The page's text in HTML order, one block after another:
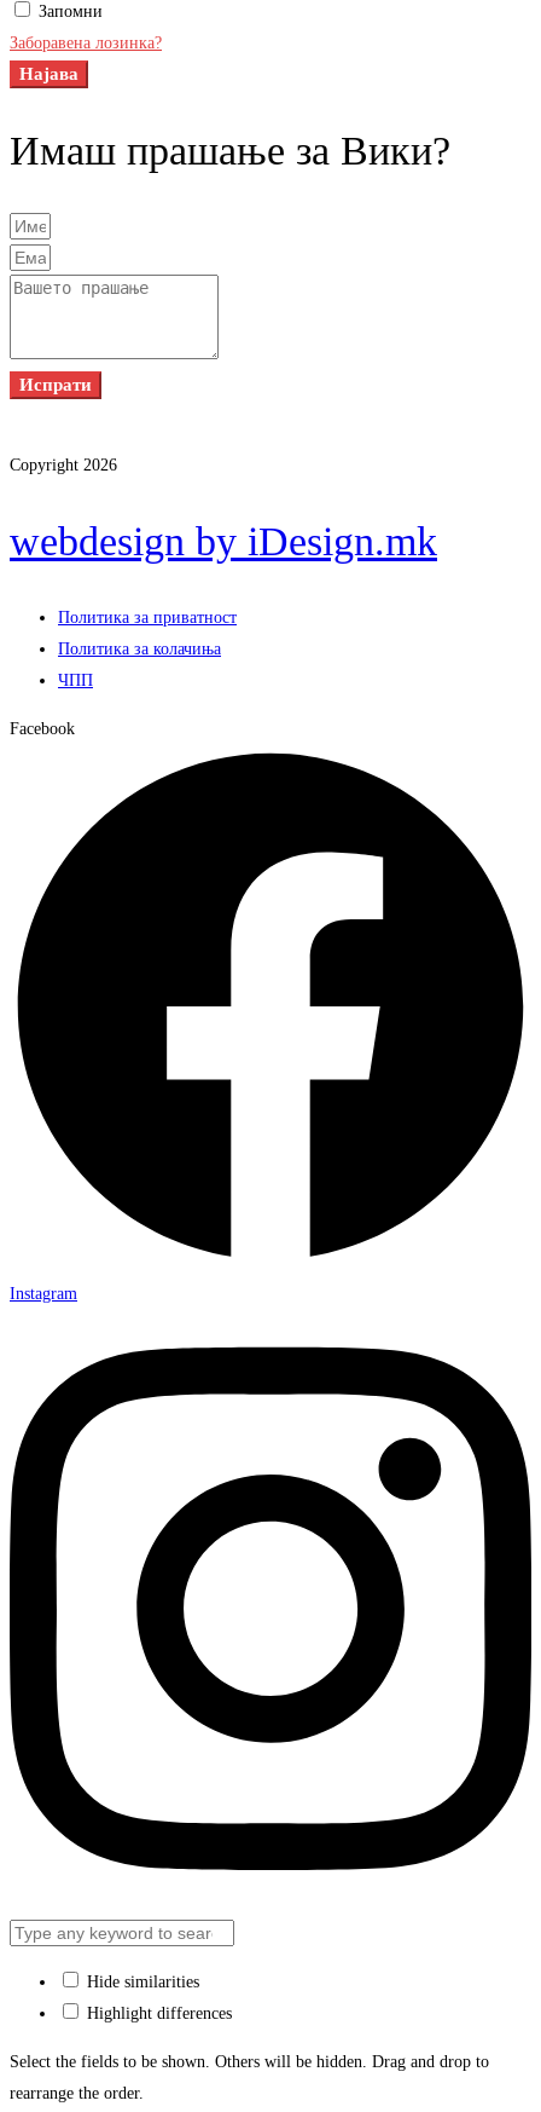
Запомни
Заборавена лозинка?
Најава
Имаш прашање за Вики?
Испрати
Copyright 2026
webdesign by iDesign.mk
Политика за приватност
Политика за колачиња
ЧПП
Facebook
Instagram
Hide similarities
Highlight differences
Select the fields to be shown. Others will be hidden. Drag and drop to
rearrange the order.